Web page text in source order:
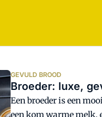
GEVULD BROOD
Broeder: luxe,
Een broeder is een
een kom warme melk,